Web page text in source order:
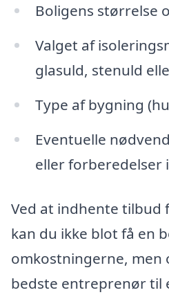
Boligens størrelse
Valget af
glasuld, stenuld
Type af bygning
Eventuelle
eller forberedelser
Ved at indhente tilbud
kan du ikke blot få en
omkostningerne, men
bedste entreprenør til